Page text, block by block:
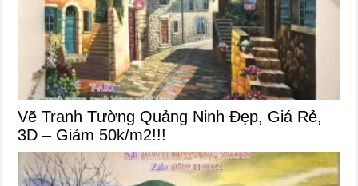
Vẽ Tranh Tường Quảng Ninh Đẹp, Giá Rẻ,
3D – Giảm 50k/m2!!!